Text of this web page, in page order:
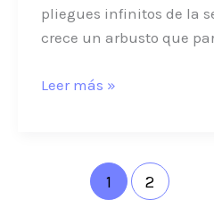
pliegues infinitos de la
crece un arbusto que
Leer más »
1 2